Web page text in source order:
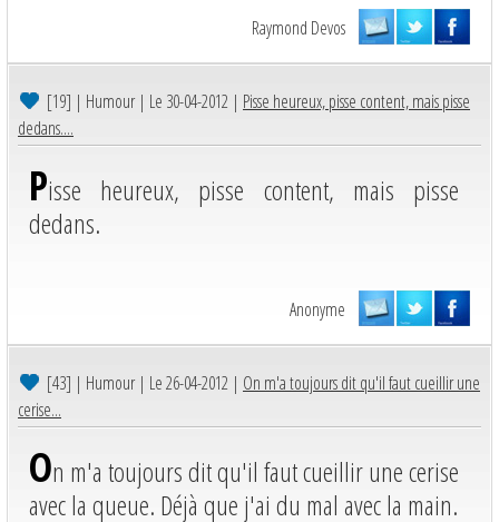
Raymond Devos
[19] | Humour | Le 30-04-2012 | Pisse heureux, pisse content, mais pisse
dedans....
Pisse heureux, pisse content, mais pisse
dedans.
Anonyme
[43] | Humour | Le 26-04-2012 | On m'a toujours dit qu'il faut cueillir une
cerise...
On m'a toujours dit qu'il faut cueillir une cerise
avec la queue. Déjà que j'ai du mal avec la main.